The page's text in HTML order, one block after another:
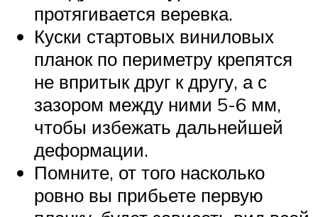
протягивается веревка.
Куски стартовых виниловых
планок по периметру крепятся
не впритык друг к другу, а с
зазором между ними 5-6 мм,
чтобы избежать дальнейшей
деформации.
Помните, от того насколько
ровно вы прибьете первую